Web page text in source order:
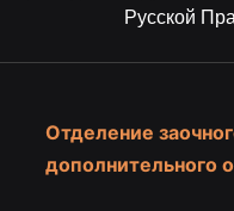
Русской
Отделение
дополнительного